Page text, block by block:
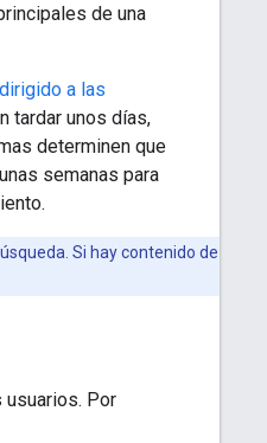
de una
a las
tardar unos días,
determinen que
semanas para
Si hay contenido de
usuarios. Por